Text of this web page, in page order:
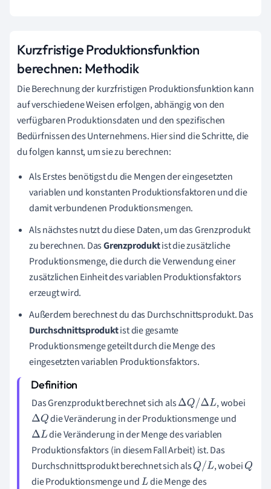
Kurzfristige Produktionsfunktion
berechnen: Methodik
Die Berechnung der kurzfristigen Produktionsfunktion kann
auf verschiedene Weisen erfolgen, abhängig von den
verfügbaren Produktionsdaten und den spezifischen
Bedürfnissen des Unternehmens. Hier sind die Schritte, die
du folgen kannst, um sie zu berechnen:
Als Erstes benötigst du die Mengen der eingesetzten
variablen und konstanten Produktionsfaktoren und die
damit verbundenen Produktionsmengen.
Als nächstes nutzt du diese Daten, um das Grenzprodukt
zu berechnen. DasGrenzproduktist die zusätzliche
Produktionsmenge, die durch die Verwendung einer
zusätzlichen Einheit des variablen Produktionsfaktors
erzeugt wird.
Außerdem berechnest du das Durchschnittsprodukt. Das
Durchschnittsproduktist die gesamte
Produktionsmenge geteilt durch die Menge des
eingesetzten variablen Produktionsfaktors.
Das Grenzprodukt berechnet sich alsΔQ/ΔL
, wobei
ΔQ die Veränderung in der Produktionsmenge und
ΔL die Veränderung in der Menge des variablen
Produktionsfaktors (in diesem Fall Arbeit) ist. Das
Durchschnittsprodukt berechnet sich alsQ/L , wobeiQ
die Produktionsmenge undL die Menge des